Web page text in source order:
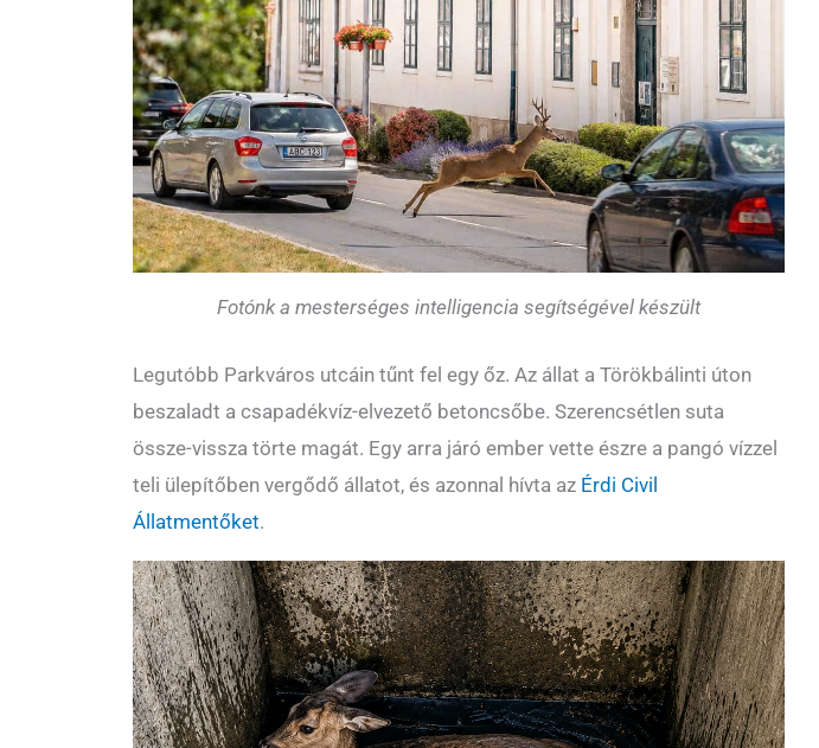
Fotónk a mesterséges intelligencia segítségével készült
Legutóbb Parkváros utcáin tűnt fel egy őz. Az állat a Törökbálinti úton
beszaladt a csapadékvíz-elvezető betoncsőbe. Szerencsétlen suta
össze-vissza törte magát. Egy arra járó ember vette észre a pangó vízzel
teli ülepítőben vergődő állatot, és azonnal hívta az Érdi Civil
Állatmentőket.